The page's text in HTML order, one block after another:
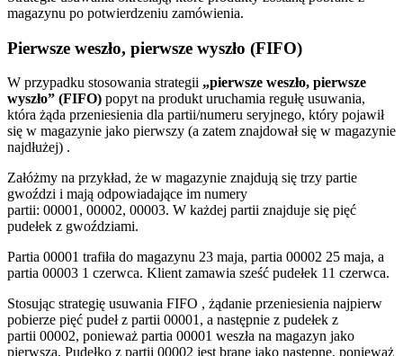
magazynu po potwierdzeniu zamówienia.
Pierwsze weszło, pierwsze wyszło (FIFO)
W przypadku stosowania strategii „pierwsze weszło, pierwsze
wyszło” (FIFO) popyt na produkt uruchamia regułę usuwania,
która żąda przeniesienia dla partii/numeru seryjnego, który pojawił
się w magazynie jako pierwszy (a zatem znajdował się w magazynie
najdłużej) .
Załóżmy na przykład, że w magazynie znajdują się trzy partie
gwoździ i mają odpowiadające im numery
partii: 00001, 00002, 00003. W każdej partii znajduje się pięć
pudełek z gwoździami.
Partia 00001 trafiła do magazynu 23 maja, partia 00002 25 maja, a
partia 00003 1 czerwca. Klient zamawia sześć pudełek 11 czerwca.
Stosując strategię usuwania FIFO , żądanie przeniesienia najpierw
pobierze pięć pudeł z partii 00001, a następnie z pudełek z
partii 00002, ponieważ partia 00001 weszła na magazyn jako
pierwsza. Pudełko z partii 00002 jest brane jako następne, ponieważ